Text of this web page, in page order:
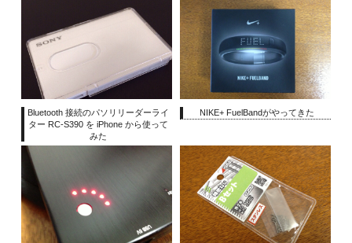
Bluetooth 接続のパソリリーダーライ
ター RC-S390 を iPhone から使って
みた
NIKE+ FuelBandがやってきた